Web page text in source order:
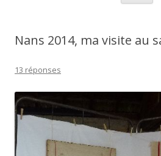
Nans 2014, ma visite au
13 réponses